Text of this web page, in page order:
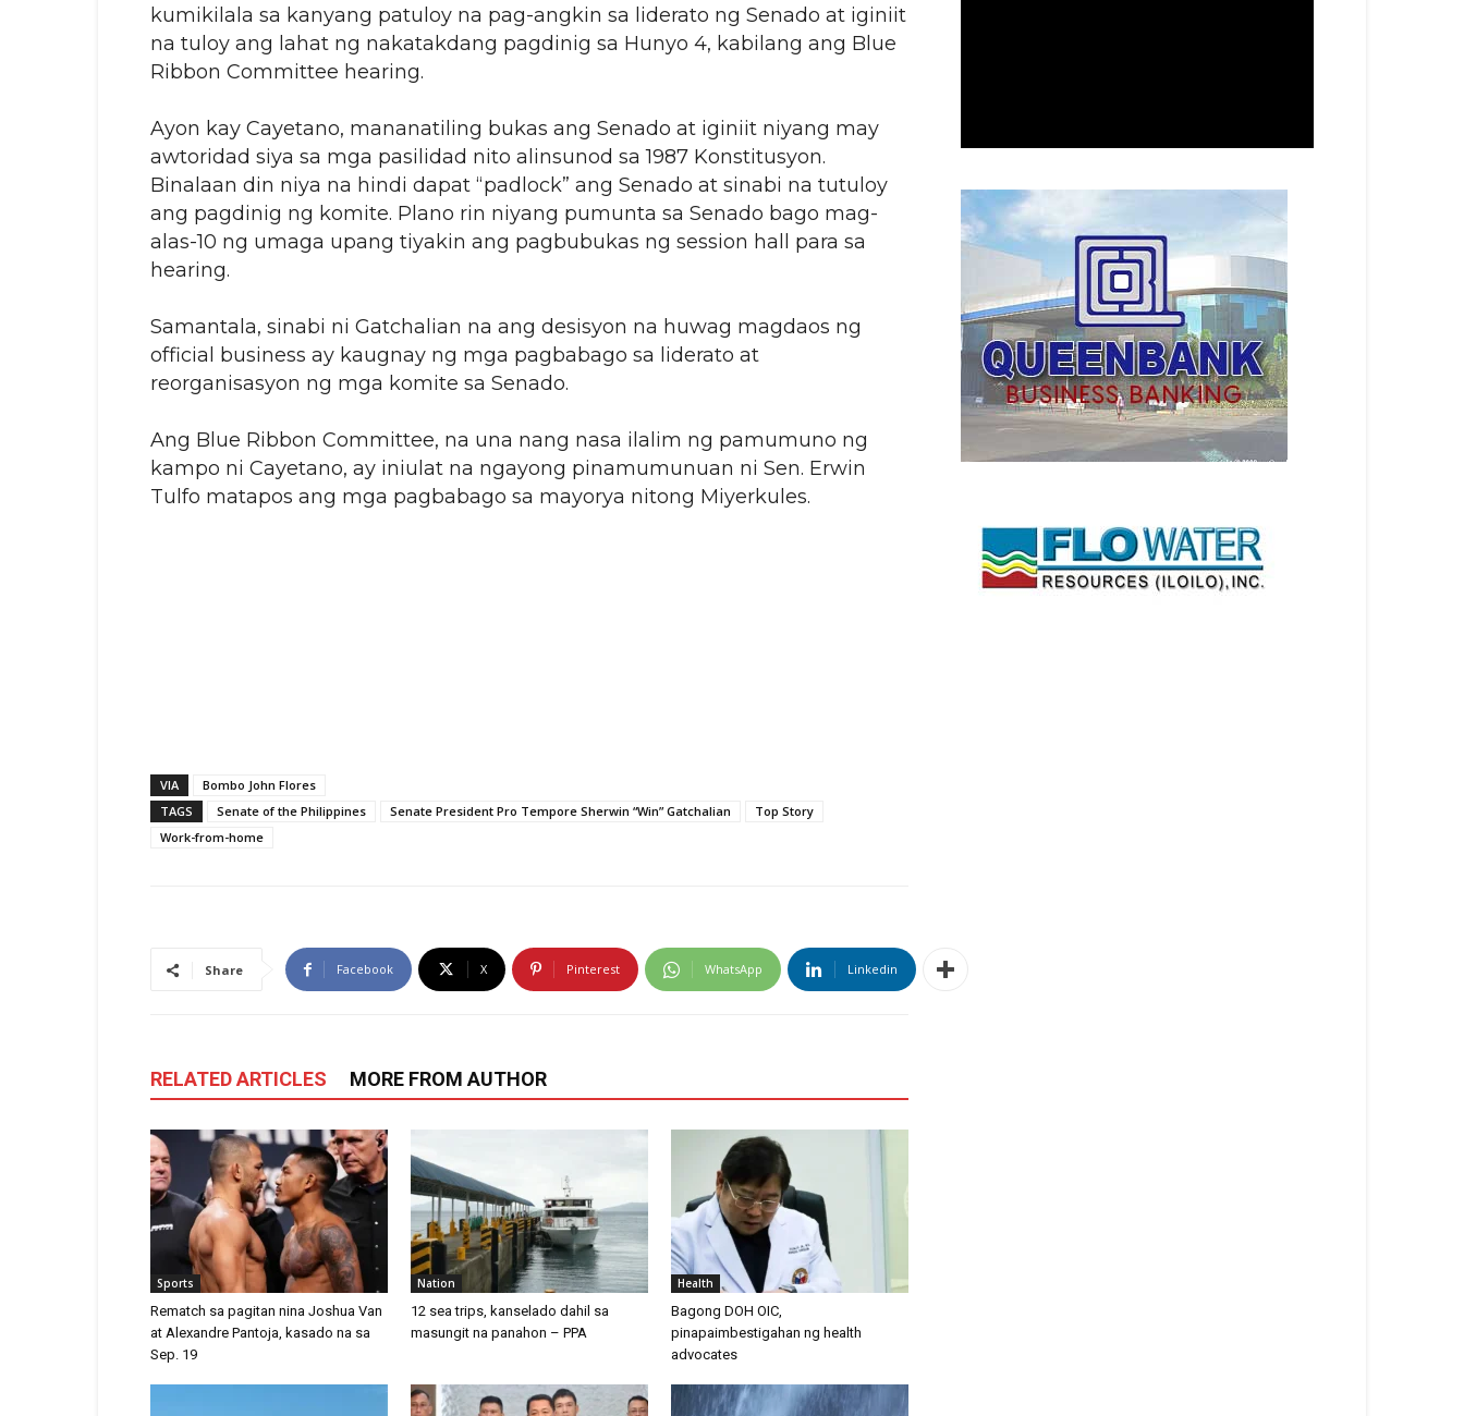
kumikilala sa kanyang patuloy na pag-angkin sa liderato ng Senado at iginiit
na tuloy ang lahat ng nakatakdang pagdinig sa Hunyo 4, kabilang ang Blue
Ribbon Committee hearing.
Ayon kay Cayetano, mananatiling bukas ang Senado at iginiit niyang may
awtoridad siya sa mga pasilidad nito alinsunod sa 1987 Konstitusyon.
Binalaan din niya na hindi dapat “padlock” ang Senado at sinabi na tutuloy
ang pagdinig ng komite. Plano rin niyang pumunta sa Senado bago mag-
alas-10 ng umaga upang tiyakin ang pagbubukas ng session hall para sa
hearing.
Samantala, sinabi ni Gatchalian na ang desisyon na huwag magdaos ng
official business ay kaugnay ng mga pagbabago sa liderato at
reorganisasyon ng mga komite sa Senado.
Ang Blue Ribbon Committee, na una nang nasa ilalim ng pamumuno ng
kampo ni Cayetano, ay iniulat na ngayong pinamumunuan ni Sen. Erwin
Tulfo matapos ang mga pagbabago sa mayorya nitong Miyerkules.
VIA
Bombo John Flores
TAGS
Senate of the Philippines Senate President Pro Tempore Sherwin “Win” Gatchalian
Top Story
Work-from-home
Share Facebook X Pinterest WhatsApp Linkedin
RELATED ARTICLES MORE FROM AUTHOR
Sports
Rematch sa pagitan nina Joshua Van
at Alexandre Pantoja, kasado na sa
Sep. 19
Nation
12 sea trips, kanselado dahil sa
masungit na panahon – PPA
Health
Bagong DOH OIC,
pinapaimbestigahan ng health
advocates